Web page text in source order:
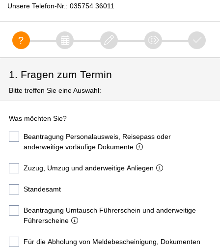
Unsere Telefon-Nr.: 035754 36011
1. Fragen zum Termin
Bitte treffen Sie eine Auswahl:
Was möchten Sie?
Beantragung Personalausweis, Reisepass oder
anderweitige vorläufige Dokumente
Zuzug, Umzug und anderweitige Anliegen
Standesamt
Beantragung Umtausch Führerschein und anderweitige
Führerscheine
Für die Abholung von Meldebescheinigung, Dokumenten